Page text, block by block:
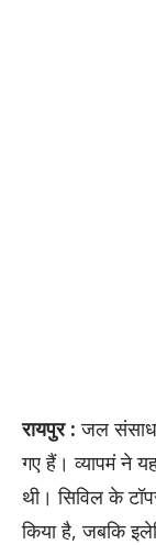
रायपुर :जल
गए हैं। व्यापमं ने
थी। सिविल के
किया है, जबकि